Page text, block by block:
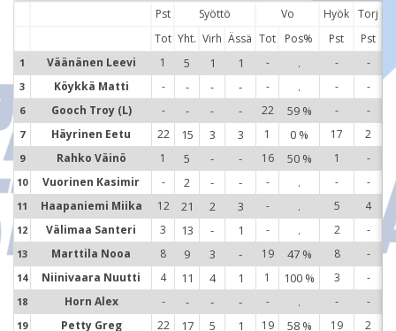
Pst Syöttö Vo Hyök Torj
Tot Yht. Virh Ässä Tot Pos% Pst Pst
1 Väänänen Leevi 1 5 1 1 - . - -
3 Köykkä Matti - - - - - . - -
6 Gooch Troy (L) - - - - 22 59 % - -
7 Häyrinen Eetu 22 15 3 3 1 0 % 17 2
9 Rahko Väinö 1 5 - - 16 50 % 1 -
10 Vuorinen Kasimir - 2 - - - . - -
11 Haapaniemi Miika 12 21 2 3 - . 5 4
12 Välimaa Santeri 3 13 - 1 - . 2 -
13 Marttila Nooa 8 9 3 - 19 47 % 8 -
14 Niinivaara Nuutti 4 11 4 1 1 100 % 3 -
18 Horn Alex - - - - - . - -
19 Petty Greg 22 17 5 1 19 58 % 19 2
10
11
12
13